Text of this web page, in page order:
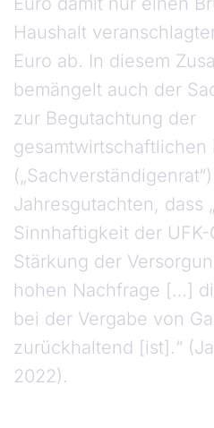
Haushalt
Euro ab. In diesem
bemängelt auch der
zur Begutachtung der
gesamtwirtschaftlichen
Jahresgutachten, dass
Sinnhaftigkeit der
Stärkung der
hohen Nachfrage […]
bei der Vergabe von
zurückhaltend [ist].“
2022).